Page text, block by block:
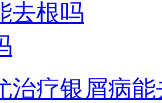
治疗银屑病